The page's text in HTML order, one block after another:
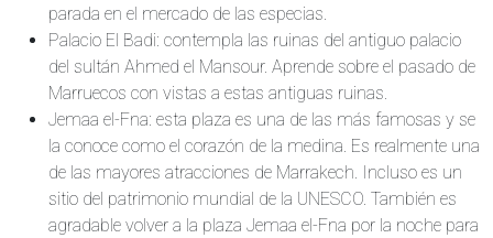
parada en el mercado de las especias.
Palacio El Badi: contempla las ruinas del antiguo palacio
del sultán Ahmed el Mansour. Aprende sobre el pasado de
Marruecos con vistas a estas antiguas ruinas.
Jemaa el-Fna: esta plaza es una de las más famosas y se
la conoce como el corazón de la medina. Es realmente una
de las mayores atracciones de Marrakech. Incluso es un
sitio del patrimonio mundial de la UNESCO. También es
agradable volver a la plaza Jemaa el-Fna por la noche para